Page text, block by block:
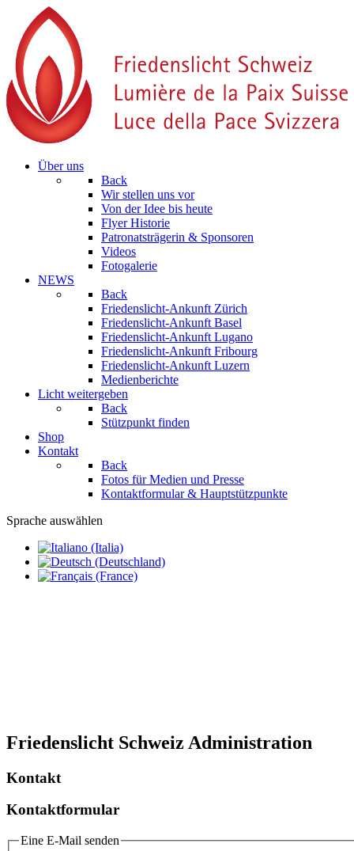
Über uns
Back
Wir stellen uns vor
Von der Idee bis heute
Flyer Historie
Patronatsträgerin & Sponsoren
Videos
Fotogalerie
NEWS
Back
Friedenslicht-Ankunft Zürich
Friedenslicht-Ankunft Basel
Friedenslicht-Ankunft Lugano
Friedenslicht-Ankunft Fribourg
Friedenslicht-Ankunft Luzern
Medienberichte
Licht weitergeben
Back
Stützpunkt finden
Shop
Kontakt
Back
Fotos für Medien und Presse
Kontaktformular & Hauptstützpunkte
Sprache auswählen
Friedenslicht Schweiz Administration
Kontakt
Kontaktformular
Eine E-Mail senden